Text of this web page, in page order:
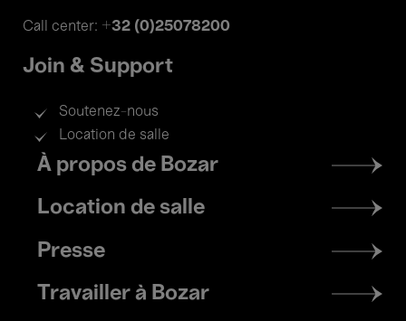
Call center: +32 (0)25078200
Join & Support
Soutenez-nous
Location de salle
Footer
menu
À propos de Bozar
Location de salle
Presse
Travailler à Bozar